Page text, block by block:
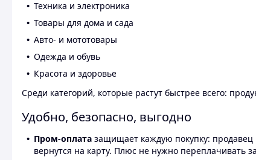
Техника и электроника
Товары для дома и сада
Авто- и мототовары
Одежда и обувь
Красота и здоровье
Среди категорий, которые растут быстрее всего:
Удобно, безопасно, выгодно
Пром-оплата защищает каждую покупку: продавец
вернутся на карту. Плюс не нужно переплачивать